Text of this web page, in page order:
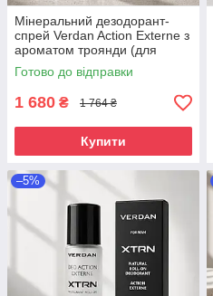
Мінеральний дезодорант-
спрей Verdan Action Externe з
ароматом троянди (для
жінок), 30 мл
Готово до відправки
1 680 ₴ 1 764 ₴
Купити
–5%